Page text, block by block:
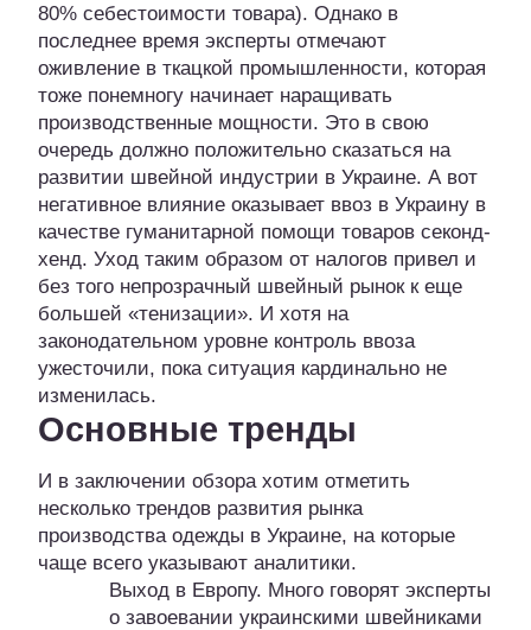
80% себестоимости товара). Однако в
последнее время эксперты отмечают
оживление в ткацкой промышленности, которая
тоже понемногу начинает наращивать
производственные мощности. Это в свою
очередь должно положительно сказаться на
развитии швейной индустрии в Украине. А вот
негативное влияние оказывает ввоз в Украину в
качестве гуманитарной помощи товаров секонд-
хенд. Уход таким образом от налогов привел и
без того непрозрачный швейный рынок к еще
большей «тенизации». И хотя на
законодательном уровне контроль ввоза
ужесточили, пока ситуация кардинально не
изменилась.
Основные тренды
И в заключении обзора хотим отметить
несколько трендов развития рынка
производства одежды в Украине, на которые
чаще всего указывают аналитики.
Выход в Европу. Много говорят эксперты
о завоевании украинскими швейниками